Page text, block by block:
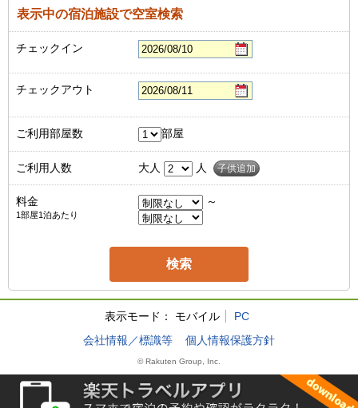
表示中の宿泊施設で空室検索
チェックイン
チェックアウト
ご利用部屋数 部屋
ご利用人数 大人 人 子供追加
料金
1部屋1泊あたり
～
表示モード： モバイル
PC
会社情報／標識等
個人情報保護方針
© Rakuten Group, Inc.